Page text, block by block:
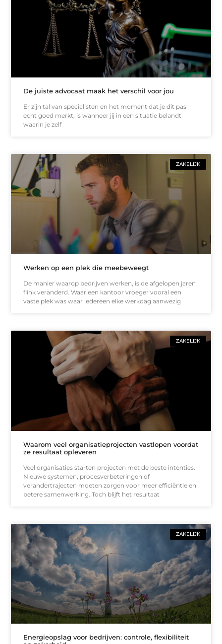
De juiste advocaat maak het verschil voor jou
Er zijn tal van specialisten en het moment dat je dit pas
echt goed merkt, is wanneer jij in een situatie belandt
waarin je zelf
ZAKELIJK
Werken op een plek die meebeweegt
De manier waarop bedrijven werken, is de afgelopen jaren
flink veranderd. Waar een kantoor vroeger vooral een
vaste plek was waar iedereen elke werkdag aanwezig
ZAKELIJK
Waarom veel organisatieprojecten vastlopen voordat
ze resultaat opleveren
Veel organisaties starten projecten met de beste intenties.
Nieuwe systemen, procesverbeteringen of
verandertrajecten moeten zorgen voor meer efficiëntie en
betere samenwerking. Toch blijft het resultaat
ZAKELIJK
Energieopslag voor bedrijven: controle, flexibiliteit